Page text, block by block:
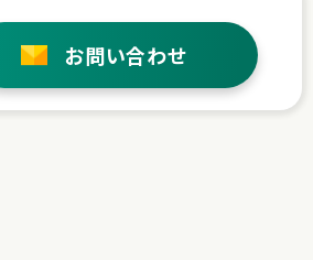
お問い合わせ